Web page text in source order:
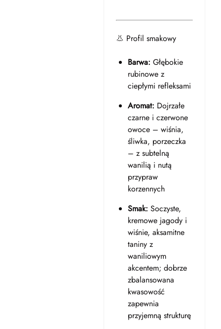
👃 Profil smakowy
Barwa: Głębokie
rubinowe z
ciepłymi refleksami
Aromat: Dojrzałe
czarne i czerwone
owoce – wiśnia,
śliwka, porzeczka
– z subtelną
wanilią i nutą
przypraw
korzennych
Smak: Soczyste,
kremowe jagody i
wiśnie, aksamitne
taniny z
waniliowym
akcentem; dobrze
zbalansowana
kwasowość
zapewnia
przyjemną strukturę